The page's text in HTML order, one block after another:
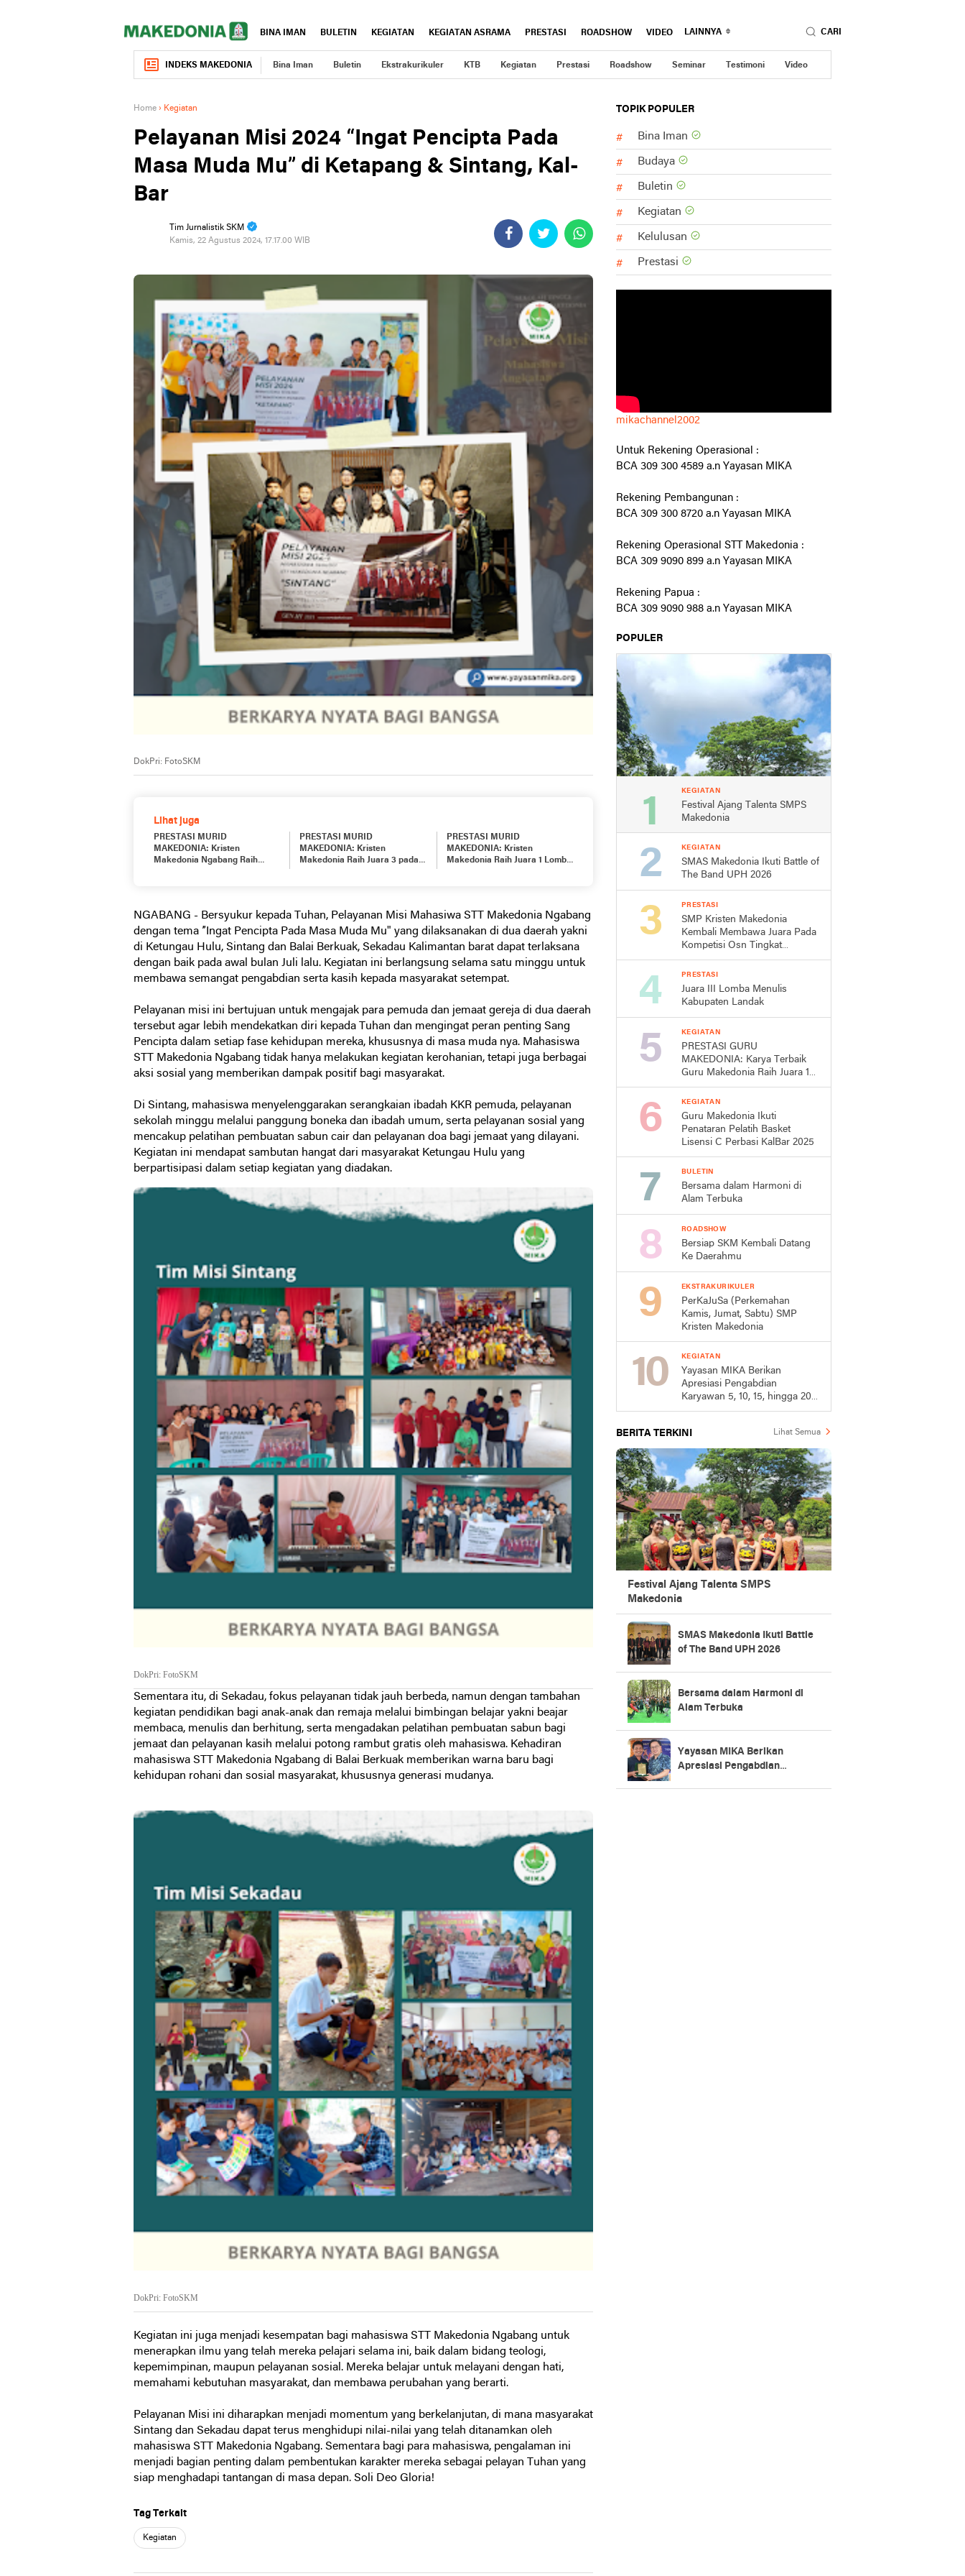
BINA IMAN BULETIN KEGIATAN KEGIATAN ASRAMA PRESTASI ROADSHOW VIDEO LAINNYA CARI
INDEKS MAKEDONIA Bina Iman Buletin Ekstrakurikuler KTB Kegiatan Prestasi Roadshow Seminar Testimoni Video
Home › Kegiatan
Pelayanan Misi 2024 “Ingat Pencipta Pada
Masa Muda Mu” di Ketapang & Sintang, Kal-
Bar
Tim Jurnalistik SKM
Kamis, 22 Agustus 2024, 17.17.00 WIB
DokPri: FotoSKM
Lihat juga
PRESTASI MURID
MAKEDONIA: Kristen
Makedonia Ngabang Raih
PRESTASI MURID
MAKEDONIA: Kristen
Makedonia Raih Juara 3 pada
PRESTASI MURID
MAKEDONIA: Kristen
Makedonia Raih Juara 1 Lomba
NGABANG - Bersyukur kepada Tuhan, Pelayanan Misi Mahasiwa STT Makedonia Ngabang
dengan tema ”Ingat Pencipta Pada Masa Muda Mu" yang dilaksanakan di dua daerah yakni
di Ketungau Hulu, Sintang dan Balai Berkuak, Sekadau Kalimantan barat dapat terlaksana
dengan baik pada awal bulan Juli lalu. Kegiatan ini berlangsung selama satu minggu untuk
membawa semangat pengabdian serta kasih kepada masyarakat setempat.
Pelayanan misi ini bertujuan untuk mengajak para pemuda dan jemaat gereja di dua daerah
tersebut agar lebih mendekatkan diri kepada Tuhan dan mengingat peran penting Sang
Pencipta dalam setiap fase kehidupan mereka, khususnya di masa muda nya. Mahasiswa
STT Makedonia Ngabang tidak hanya melakukan kegiatan kerohanian, tetapi juga berbagai
aksi sosial yang memberikan dampak positif bagi masyarakat.
Di Sintang, mahasiswa menyelenggarakan serangkaian ibadah KKR pemuda, pelayanan
sekolah minggu melalui panggung boneka dan ibadah umum, serta pelayanan sosial yang
mencakup pelatihan pembuatan sabun cair dan pelayanan doa bagi jemaat yang dilayani.
Kegiatan ini mendapat sambutan hangat dari masyarakat Ketungau Hulu yang
berpartisipasi dalam setiap kegiatan yang diadakan.
DokPri: FotoSKM
Sementara itu, di Sekadau, fokus pelayanan tidak jauh berbeda, namun dengan tambahan
kegiatan pendidikan bagi anak-anak dan remaja melalui bimbingan belajar yakni beajar
membaca, menulis dan berhitung, serta mengadakan pelatihan pembuatan sabun bagi
jemaat dan pelayanan kasih melalui potong rambut gratis oleh mahasiswa. Kehadiran
mahasiswa STT Makedonia Ngabang di Balai Berkuak memberikan warna baru bagi
kehidupan rohani dan sosial masyarakat, khususnya generasi mudanya.
DokPri: FotoSKM
Kegiatan ini juga menjadi kesempatan bagi mahasiswa STT Makedonia Ngabang untuk
menerapkan ilmu yang telah mereka pelajari selama ini, baik dalam bidang teologi,
kepemimpinan, maupun pelayanan sosial. Mereka belajar untuk melayani dengan hati,
memahami kebutuhan masyarakat, dan membawa perubahan yang berarti.
Pelayanan Misi ini diharapkan menjadi momentum yang berkelanjutan, di mana masyarakat
Sintang dan Sekadau dapat terus menghidupi nilai-nilai yang telah ditanamkan oleh
mahasiswa STT Makedonia Ngabang. Sementara bagi para mahasiswa, pengalaman ini
menjadi bagian penting dalam pembentukan karakter mereka sebagai pelayan Tuhan yang
siap menghadapi tantangan di masa depan. Soli Deo Gloria!
Tag Terkait
Kegiatan
TOPIK POPULER
Bina Iman
Budaya
Buletin
Kegiatan
Kelulusan
Prestasi
mikachannel2002
Untuk Rekening Operasional :
BCA 309 300 4589 a.n Yayasan MIKA
Rekening Pembangunan :
BCA 309 300 8720 a.n Yayasan MIKA
Rekening Operasional STT Makedonia :
BCA 309 9090 899 a.n Yayasan MIKA
Rekening Papua :
BCA 309 9090 988 a.n Yayasan MIKA
POPULER
KEGIATAN
Festival Ajang Talenta SMPS
Makedonia
KEGIATAN
SMAS Makedonia Ikuti Battle of
The Band UPH 2026
PRESTASI
SMP Kristen Makedonia
Kembali Membawa Juara Pada
Kompetisi Osn Tingkat
Kecamatan Dan Kabupaten
PRESTASI
Juara III Lomba Menulis
Kabupaten Landak
KEGIATAN
PRESTASI GURU
MAKEDONIA: Karya Terbaik
Guru Makedonia Raih Juara 1
Lomba Cipta Lagu Mars
Kabupaten Landak Dalam
Rangka HUT Pemda Landak
ke-26
KEGIATAN
Guru Makedonia Ikuti
Penataran Pelatih Basket
Lisensi C Perbasi KalBar 2025
BULETIN
Bersama dalam Harmoni di
Alam Terbuka
ROADSHOW
Bersiap SKM Kembali Datang
Ke Daerahmu
EKSTRAKURIKULER
PerKaJuSa (Perkemahan
Kamis, Jumat, Sabtu) SMP
Kristen Makedonia
KEGIATAN
Yayasan MIKA Berikan
Apresiasi Pengabdian
Karyawan 5, 10, 15, hingga 20
Tahun
BERITA TERKINI Lihat Semua
Festival Ajang Talenta SMPS
Makedonia
SMAS Makedonia Ikuti Battle
of The Band UPH 2026
Bersama dalam Harmoni di
Alam Terbuka
Yayasan MIKA Berikan
Apresiasi Pengabdian